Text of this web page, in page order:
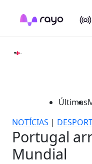
On
Últimas
NOTÍCIAS |
Portugal
Mundial